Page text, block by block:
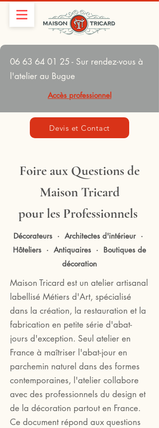
06 63 64 01 25 - Sur rendez-vous à
l'atelier au Bugue
Accès professionnel
Devis et Contact
Foire aux Questions de
Maison Tricard
pour les Professionnels
Décorateurs · Architectes d'intérieur ·
Hôteliers · Antiquaires · Boutiques de
décoration
Maison Tricard est un atelier artisanal
labellisé Métiers d'Art, spécialisé
dans la création, la restauration et la
fabrication en petite série d'abat-
jours d'exception. Seul atelier en
France à maîtriser l'abat-jour en
parchemin naturel dans des formes
contemporaines, l'atelier collabore
avec des professionnels du design et
de la décoration partout en France.
Ce document répond aux questions